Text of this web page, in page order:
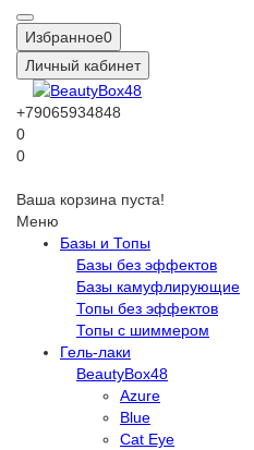
Избранное0
Личный кабинет
+79065934848
0
0
Ваша корзина пуста!
Меню
Базы и Топы
Базы без эффектов
Базы камуфлирующие
Топы без эффектов
Топы с шиммером
Гель-лаки
BeautyBox48
Azure
Blue
Cat Eye